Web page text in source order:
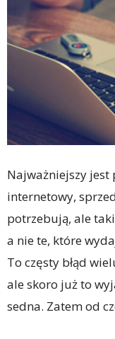
Najważniejszy jest
internetowy,
potrzebują, ale
a nie te, które
To częsty błąd
ale skoro już to
sedna. Zatem od